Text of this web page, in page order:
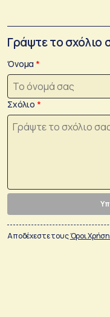
Γράψτε το σχόλιο
Όνομα
Σχόλιο
Αποδέχεστε τουςΌροι